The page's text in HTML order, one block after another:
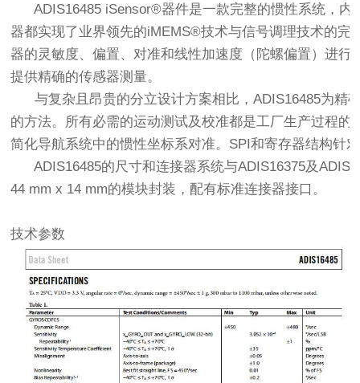
ADIS16485 iSensor®器件是一款完整的惯性系统，内
器都实现了业界领先的iMEMS®技术与信号调理技术的
器的灵敏度、偏置、对准和线性加速度（陀螺偏置）进
提供精确的传感器测量。
与复杂且昂贵的分立设计方案相比，ADIS16485为精
的方法。所有必需的运动测试及校准都是工厂生产过程
简化导航系统中的惯性坐标系对准。SPI和寄存器结构针
ADIS16485的尺寸和连接器系统与ADIS16375及
44 mm x 14 mm的模块封装，配有标准连接器接口。
技术参数